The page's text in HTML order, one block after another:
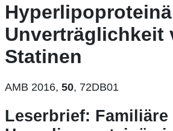
Unverträglichkeit
Statinen
AMB 2016, 50, 72DB01
Leserbrief: Familiäre